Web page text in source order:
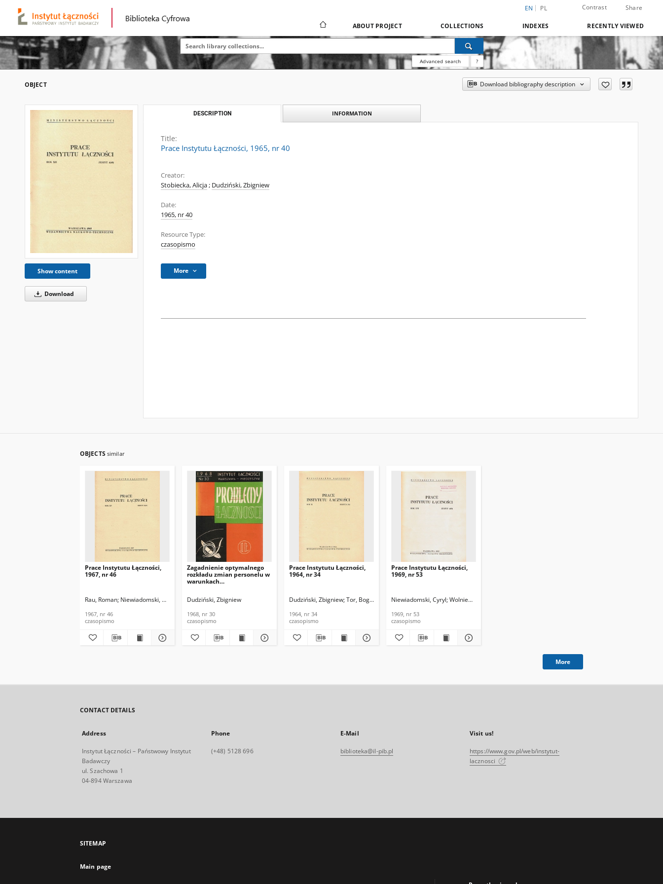
EN PL Contrast Share
ABOUT PROJECT COLLECTIONS INDEXES RECENTLY VIEWED
Advanced search ?
OBJECT Download bibliography description
Show content
Download
DESCRIPTION INFORMATION
Title:
Prace Instytutu Łączności, 1965, nr 40
Creator:
Stobiecka, Alicja; Dudziński, Zbigniew
Date:
1965, nr 40
Resource Type:
czasopismo
More
OBJECTS similar
Prace Instytutu Łączności,
1967, nr 46
Rau, Roman Niewiadomski, Cyryl Wolniewicz, Janusz Stobiecka, Alicja Dudziński, Zbigniew
1967, nr 46
czasopismo
Zagadnienie optymalnego
rozkładu zmian personelu w
warunkach
Łączności, 1968, nr 30
Dudziński, Zbigniew
1968, nr 30
czasopismo
Prace Instytutu Łączności,
1964, nr 34
Dudziński, Zbigniew Tor, Bogdan
1964, nr 34
czasopismo
Prace Instytutu Łączności,
1969, nr 53
Niewiadomski, Cyryl Wolniewicz, Janusz
1969, nr 53
czasopismo
More
CONTACT DETAILS
Address
Instytut Łączności – Państwowy Instytut
Badawczy
ul. Szachowa 1
04-894 Warszawa
Phone
(+48) 5128 696
E-Mail
biblioteka@il-pib.pl
Visit us!
https://www.gov.pl/web/instytut-
lacznosci
SITEMAP
Main page